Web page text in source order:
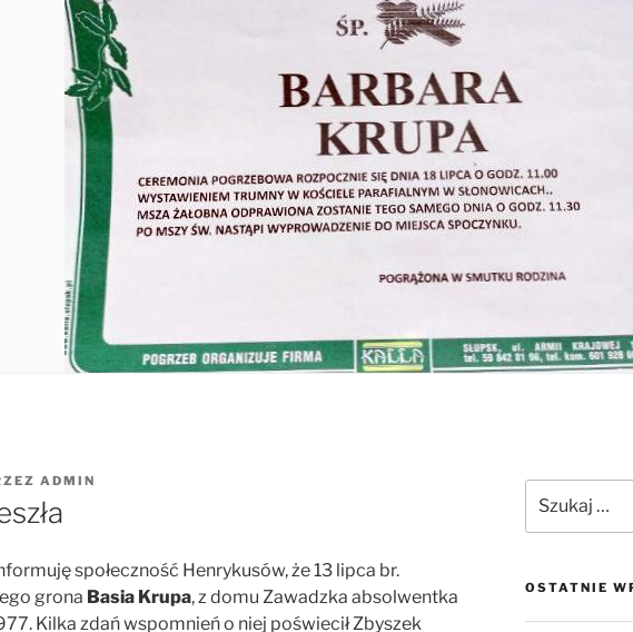
ADMIN
społeczność Henrykusów, że 13 lipca br.
grona Basia Krupa, z domu Zawadzka absolwentka
Kilka zdań wspomnień o niej poświecił Zbyszek
OSTATNIE